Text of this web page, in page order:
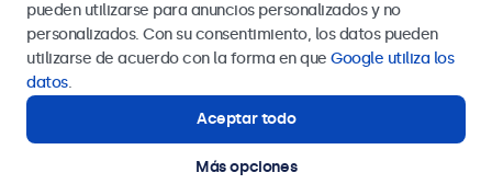
© 2026 Beetronics
Enviar
Estamos aquí para ayudarte.
pueden utilizarse para anuncios personalizados y no
personalizados. Con su consentimiento, los datos pueden
utilizarse de acuerdo con la forma en que Google utiliza los
datos.
Aceptar todo
Más opciones